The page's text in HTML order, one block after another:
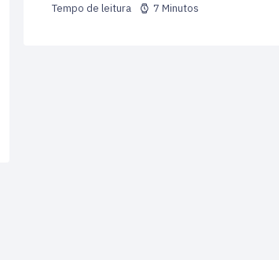
7 Minutos